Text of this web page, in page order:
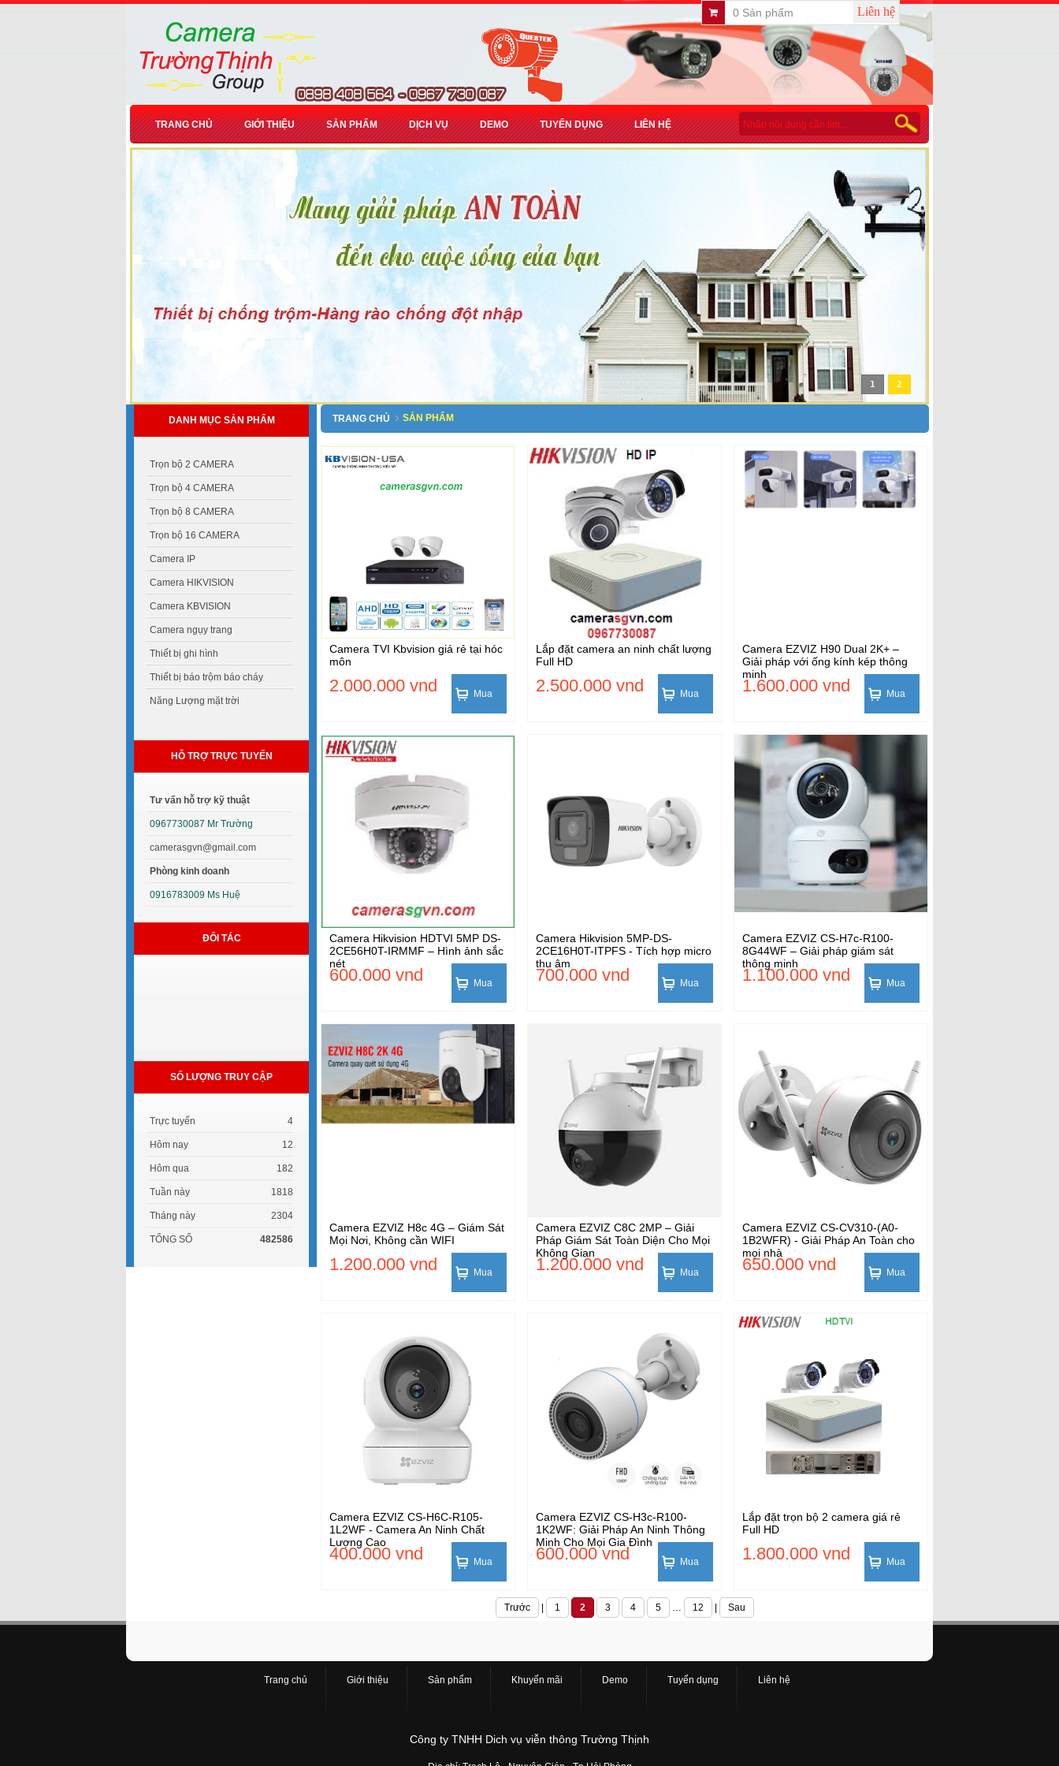
0 Sản phẩm Liên hệ
TRANG CHỦ GIỚI THIỆU SẢN PHẨM DỊCH VỤ DEMO TUYỂN DỤNG LIÊN HỆ
1 2
TRANG CHỦ SẢN PHẨM
Camera TVI Kbvision giá rẻ tại hóc
môn
2.000.000 vnd Mua
Lắp đặt camera an ninh chất lượng
Full HD
2.500.000 vnd Mua
Camera EZVIZ H90 Dual 2K+ –
Giải pháp với ống kính kép thông
minh
1.600.000 vnd Mua
Camera Hikvision HDTVI 5MP DS-
2CE56H0T-IRMMF – Hình ảnh sắc
nét
600.000 vnd Mua
Camera Hikvision 5MP-DS-
2CE16H0T-ITPFS - Tích hợp micro
thu âm
700.000 vnd Mua
Camera EZVIZ CS-H7c-R100-
8G44WF – Giải pháp giám sát
thông minh
1.100.000 vnd Mua
Camera EZVIZ H8c 4G – Giám Sát
Mọi Nơi, Không cần WIFI
1.200.000 vnd Mua
Camera EZVIZ C8C 2MP – Giải
Pháp Giám Sát Toàn Diện Cho Mọi
Không Gian
1.200.000 vnd Mua
Camera EZVIZ CS-CV310-(A0-
1B2WFR) - Giải Pháp An Toàn cho
mọi nhà
650.000 vnd Mua
Camera EZVIZ CS-H6C-R105-
1L2WF - Camera An Ninh Chất
Lượng Cao
400.000 vnd Mua
Camera EZVIZ CS-H3c-R100-
1K2WF: Giải Pháp An Ninh Thông
Minh Cho Mọi Gia Đình
600.000 vnd Mua
Lắp đặt trọn bộ 2 camera giá rẻ
Full HD
1.800.000 vnd Mua
Trước 1 2 3 4 5 … 12 Sau
DANH MỤC SẢN PHẨM
Trọn bộ 2 CAMERA
Trọn bộ 4 CAMERA
Trọn bộ 8 CAMERA
Trọn bộ 16 CAMERA
Camera IP
Camera HIKVISION
Camera KBVISION
Camera ngụy trang
Thiết bị ghi hình
Thiết bị báo trộm báo cháy
Năng Lượng mặt trời
HỖ TRỢ TRỰC TUYẾN
Tư vấn hỗ trợ kỹ thuật
0967730087 Mr Trường
camerasgvn@gmail.com
Phòng kinh doanh
0916783009 Ms Huệ
ĐỐI TÁC
SỐ LƯỢNG TRUY CẬP
Trực tuyến 4
Hôm nay 12
Hôm qua 182
Tuần này 1818
Tháng này 2304
TỔNG SỐ 482586
Trang chủ Giới thiệu Sản phẩm Khuyến mãi Demo Tuyển dụng Liên hệ
Công ty TNHH Dich vụ viễn thông Trường Thịnh